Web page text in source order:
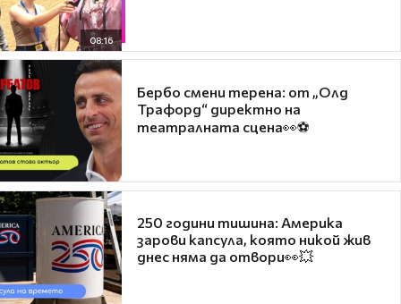
08:16
Бербо смени терена: от „Олд
Трафорд“ директно на
театралната сцена👀⚽
250 години тишина: Америка
зарови капсула, която никой жив
днес няма да отвори👀💥